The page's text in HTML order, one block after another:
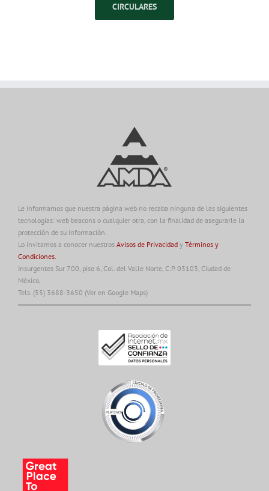
CIRCULARES
Le informamos que nuestra página web no recaba ninguna de las siguientes
tecnologías: web beacons o cualquier otra, con la finalidad de asegurarle la
protección de su información.
Lo invitamos a conocer nuestros Avisos de Privacidad y Términos y
Condiciones.
Insurgentes Sur 700, piso 6, Col. del Valle Norte, C.P. 03103, Ciudad de
México,
Tels. (55) 3688-3650 (Ver en Google Maps)